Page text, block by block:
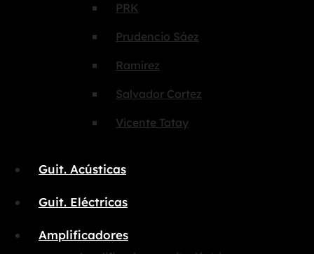
PRK
Prudencio Sáez
Ramírez
Salvador Cortez
Vicente Tatay
Guit. Acústicas
Guit. Eléctricas
Amplificadores